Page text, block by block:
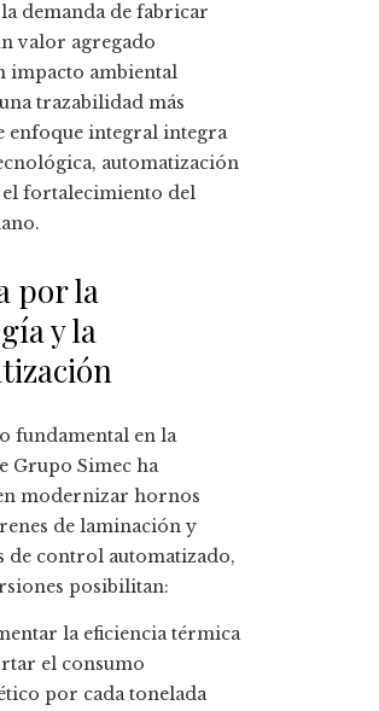
demanda de fabricar
valor agregado
impacto ambiental
trazabilidad más
enfoque integral integra
automatización
fortalecimiento del
por la
y la
fundamental en la
Grupo Simec ha
modernizar hornos
de laminación y
de control automatizado,
posibilitan:
la eficiencia térmica
el consumo
por cada tonelada